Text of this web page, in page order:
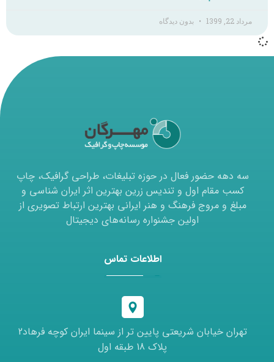
مرداد 22, 1399 بدون دیدگاه
سه دهه حضور فعال در حوزه تبلیغات، طراحی گرافیک، چاپ
کسب مقام اول و تندیس زرین بهترین اثر ایران شناسی و
مبلغ و مروج فرهنگ و هنر ایرانی بهترین ارتباط تصویری از
اولین جشنواره رسانه‌های دیجیتال
اطلاعات تماس
تهران خیابان شریعتی پایین تر از سینما ایران کوچه فرهاد2
پلاک 18 طبقه اول